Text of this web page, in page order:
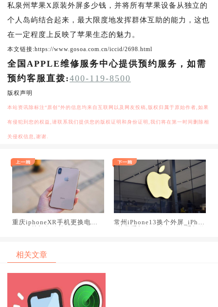
私泉州苹果X原装外屏多少钱，并将所有苹果设备从独立的
个人岛屿结合起来，最大限度地发挥群体互助的能力，这也
在一定程度上反映了苹果生态的魅力。
本文链接:https://www.gosoa.com.cn/iccid/2698.html
全国APPLE维修服务中心提供预约服务，如需
预约客服直拨:400-119-8500
版权声明
本站资讯除标注“原创”外的信息均来自互联网以及网友投稿,版权归属于原始作者,如果
有侵犯到您的权益,请联系我们提供您的版权证明和身份证明,我们将在第一时间删除相
关侵权信息,谢谢.
重庆iphoneXR手机更换电池_i
常州iPhone13换个外屏_iPhon
相关文章